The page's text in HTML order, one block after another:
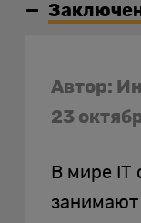
Автор:
23
В мире IT
занимают